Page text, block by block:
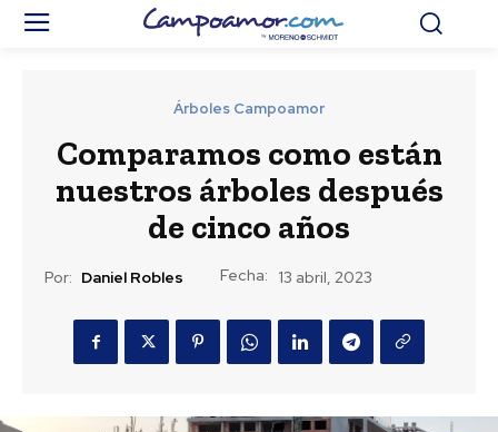
Árboles Campoamor
Comparamos como están
nuestros árboles después
de cinco años
Por: Daniel Robles Fecha: 13 abril, 2023